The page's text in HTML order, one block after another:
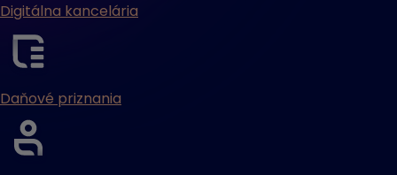
Digitálna kancelária
Daňové priznania